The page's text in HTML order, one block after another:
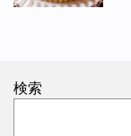
検索